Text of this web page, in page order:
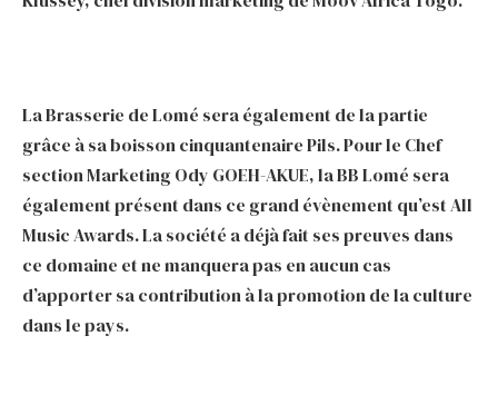
La Brasserie de Lomé sera également de la partie
grâce à sa boisson cinquantenaire Pils. Pour le Chef
section Marketing Ody GOEH-AKUE, la BB Lomé sera
également présent dans ce grand évènement qu’est All
Music Awards. La société a déjà fait ses preuves dans
ce domaine et ne manquera pas en aucun cas
d’apporter sa contribution à la promotion de la culture
dans le pays.